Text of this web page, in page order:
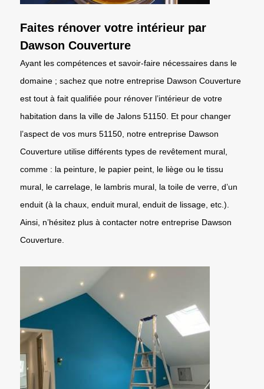
Faites rénover votre intérieur par
Dawson Couverture
Ayant les compétences et savoir-faire nécessaires dans le
domaine ; sachez que notre entreprise Dawson Couverture
est tout à fait qualifiée pour rénover l’intérieur de votre
habitation dans la ville de Jalons 51150. Et pour changer
l’aspect de vos murs 51150, notre entreprise Dawson
Couverture utilise différents types de revêtement mural,
comme : la peinture, le papier peint, le liège ou le tissu
mural, le carrelage, le lambris mural, la toile de verre, d’un
enduit (à la chaux, enduit mural, enduit de lissage, etc.).
Ainsi, n’hésitez plus à contacter notre entreprise Dawson
Couverture.